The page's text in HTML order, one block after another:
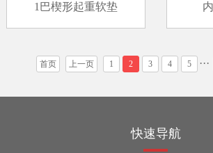
1巴楔形起重软垫
首页 上一页 1 2 3 4 5 ···
快速导航